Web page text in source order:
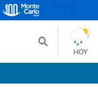
HOY